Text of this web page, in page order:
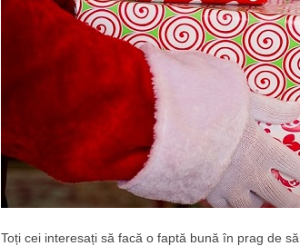
Toți cei interesați să facă o faptă bună în prag de